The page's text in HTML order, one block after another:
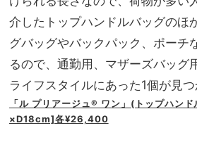
介したトップハンドルバッグのほ
グバッグやバックパック、ポーチ
るので、通勤用、マザーズバッグ
ライフスタイルにあった1個が見つ
「ル プリアージュ® ワン」(トップハン
×D18cm]各¥26,400